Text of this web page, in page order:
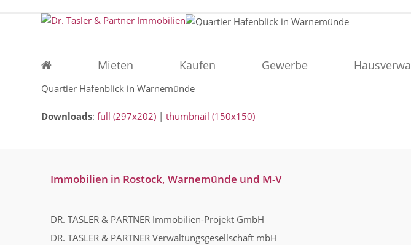
Mieten Kaufen Gewerbe
Quartier Hafenblick in Warnemünde
Downloads:full (297x202) |thumbnail (150x150)
Immobilien in Rostock, Warnemünde und M-V
DR. TASLER & PARTNER Immobilien-Projekt GmbH
DR. TASLER & PARTNER Verwaltungsgesellschaft mbH